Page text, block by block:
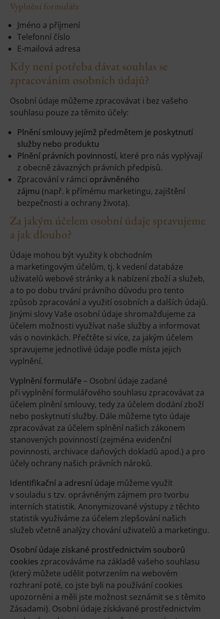
Vyplnění formuláře
Jméno a příjmení
Telefonní číslo
E-mailová adresa
Kdy není potřeba dávat souhlas se
zpracováním osobních údajů?
Osobní údaje můžeme zpracovávat i bez vašeho
souhlasu pouze za těmito účely:
Plnění smlouvy jejímž předmětem je poskytnutí
služby nebo produktu
Plnění právních povinností, které pro nás vyplývají
z obecně závazných právních předpisů.
Zpracování v rámci oprávněného
zájmu (např. k přímému marketingu, zajištění
bezpečnosti a ochrany života).
Za jakým účelem osobní údaje spravujeme
a jak dlouho?
Údaje mohou být využity k obchodním
a marketingovým účelům, tj. k vedení databáze
uživatelů webové stránky a k nabízení zboží a služeb,
a to po dobu trvání právního důvodu pro tento
způsob zpracování a využití osobních a dalších údajů.
Jinými slovy Vaše osobní údaje shromažďujeme za
účelem možnosti využívat naše služby a informovat
vás o novinkách. Přečtěte si více, za jakým účelem
spravujeme jednotlivé údaje podle místa jejich
vyplnění.
Vyplnění formuláře – Osobní údaje zadané
při vyplnění formulářového souhlasu zpracovávat za
účelem plnění smlouvy, tedy za účelem dodání zboží
nebo poskytnutí služby. Dále můžeme tyto údaje
zpracovávat za účelem splnění našich zákonem
stanovených povinností (zejména evidenční
povinnosti, archivace daňových dokladů apod.) a pro
účely ochrany našich právních nároků.
Identifikační a adresní údaje můžeme využít
v souladu s tzv. oprávněným zájmem pro tvorbu
interních statistik. Anonymizované výstupy z těchto
statistik využíváme za účelem zlepšování našich
služeb včetně analýzy chování uživatelů a marketingu.
Osobní údaje získané prostřednictvím souborů
cookies zpracováváme na základě vašeho souhlasu
(který můžete udělit potvrzením na webovém
rozhraní poté, co jste byli na používání cookies
upozorněni a měli jste možnost seznámit se s těmito
Zásadami). Osobní údaje získávané prostřednictvím